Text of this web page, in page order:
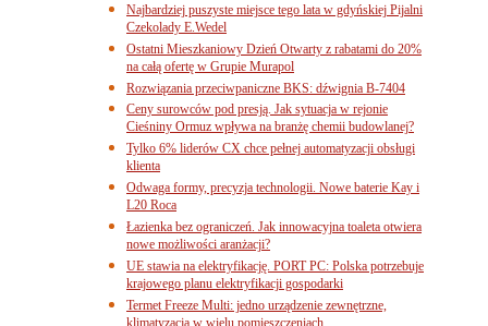
Najbardziej puszyste miejsce tego lata w gdyńskiej Pijalni
Czekolady E.Wedel
Ostatni Mieszkaniowy Dzień Otwarty z rabatami do 20%
na całą ofertę w Grupie Murapol
Rozwiązania przeciwpaniczne BKS: dźwignia B-7404
Ceny surowców pod presją. Jak sytuacja w rejonie
Cieśniny Ormuz wpływa na branżę chemii budowlanej?
Tylko 6% liderów CX chce pełnej automatyzacji obsługi
klienta
Odwaga formy, precyzja technologii. Nowe baterie Kay i
L20 Roca
Łazienka bez ograniczeń. Jak innowacyjna toaleta otwiera
nowe możliwości aranżacji?
UE stawia na elektryfikację. PORT PC: Polska potrzebuje
krajowego planu elektryfikacji gospodarki
Termet Freeze Multi: jedno urządzenie zewnętrzne,